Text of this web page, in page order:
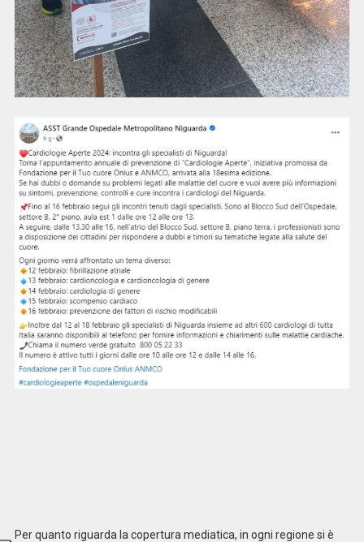
Per quanto riguarda la copertura mediatica, in ogni regione si è